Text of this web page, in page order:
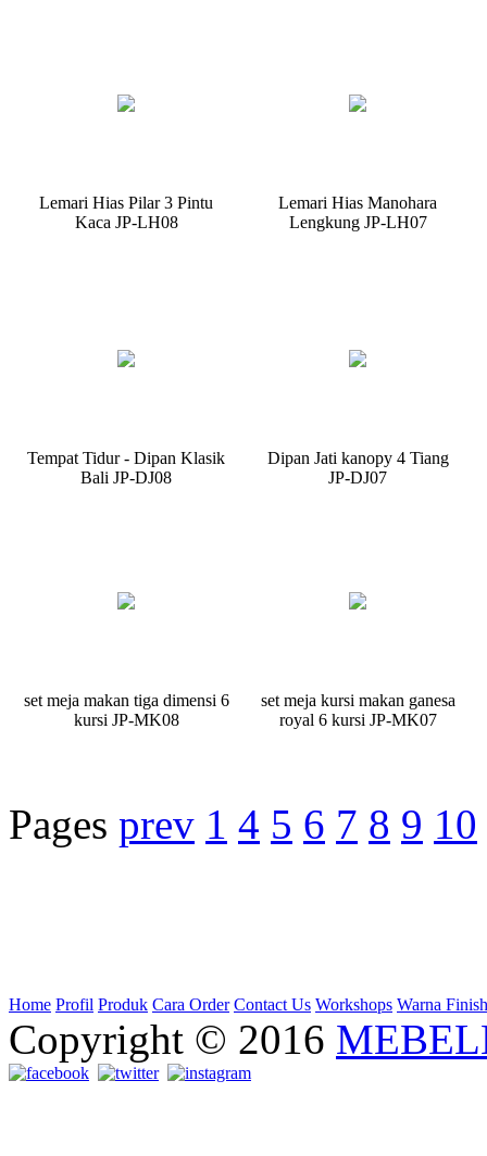
Lemari Hias Pilar 3 Pintu
Kaca JP-LH08
Lemari Hias Manohara
Lengkung JP-LH07
Tempat Tidur - Dipan Klasik
Bali JP-DJ08
Dipan Jati kanopy 4 Tiang
JP-DJ07
set meja makan tiga dimensi 6
kursi JP-MK08
set meja kursi makan ganesa
royal 6 kursi JP-MK07
Pages prev 1 4 5 6 7 8 9 10
Home Profil Produk Cara Order Contact Us Workshops Warna
Copyright © 2016